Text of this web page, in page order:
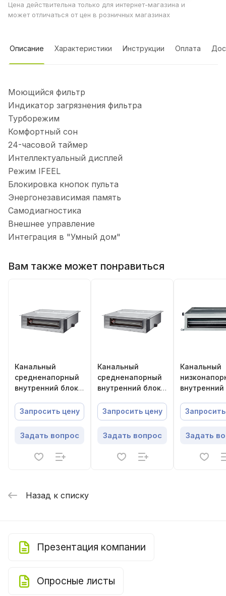
Цена действительна только для интернет-магазина и
может отличаться от цен в розничных магазинах
Описание Характеристики Инструкции Оплата
Моющийся фильтр
Индикатор загрязнения фильтра
Турборежим
Комфортный сон
24-часовой таймер
Интеллектуальный дисплей
Режим IFEEL
Блокировка кнопок пульта
Энергонезависимая память
Самодиагностика
Внешнее управление
Интеграция в "Умный дом"
Вам также может понравиться
Канальный
средненапорный
внутренний блок
SMZD31V2AI
Запросить цену
Задать вопрос
Канальный
средненапорный
внутренний блок
SMZD18V2AI
Запросить цену
Задать вопрос
Канальный
внутренний
Задать
Назад к списку
Презентация компании
Опросные листы